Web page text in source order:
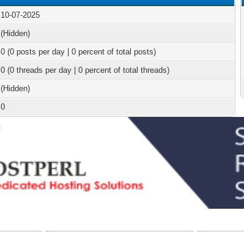
10-07-2025
(Hidden)
0 (0 posts per day | 0 percent of total posts)
0 (0 threads per day | 0 percent of total threads)
(Hidden)
0